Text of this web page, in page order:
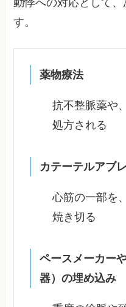
す。
薬物療法
抗不整脈薬や
処方される
カテーテルアブ
心筋の一部を
焼き切る
ペースメーカー
器）の埋め込み